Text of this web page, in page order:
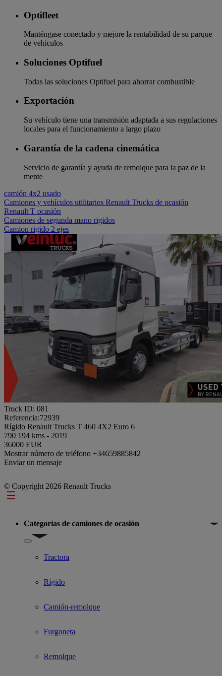
Optifleet
Manténgase conectado y mejore la rentabilidad de su parque
de vehículos
Soluciones Optifuel
Todas las soluciones Optifuel para ahorrar combustible
Exportación
Su vehículo tiene una transmisión adaptada a sus regulaciones
locales para el funcionamiento a largo plazo
Garantía de la cadena cinemática
Servicio de garantía y ayuda de remolque para la paz de la
mente
camión 4x2 usado
Camiones y vehículos utilitarios Renault Trucks de ocasión
Renault T ocasión
Camiones de segunda mano rigidos
Camion rigido 2 ejes
Truck ID: 081
Referencia:72939
Rígido Renault Trucks T 460 4X2 Euro 6
790 194 kms - 2019
36000 EUR
Mostrar número de teléfono +34659885842
Enviar un mensaje
© Copyright 2026 Renault Trucks
Footer
Categorías de camiones de ocasión
Show submenu for Categorías de camiones de ocasión
Tractora
Rígido
Camión-remolque
Furgoneta
Remolque